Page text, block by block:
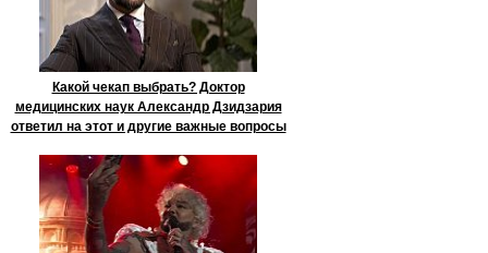
Какой чекап выбрать? Доктор
медицинских наук Александр Дзидзария
ответил на этот и другие важные вопросы